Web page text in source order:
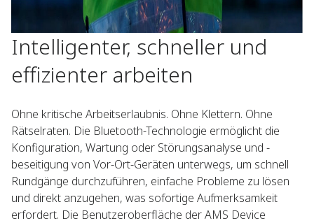
Intelligenter, schneller und
effizienter arbeiten
Ohne kritische Arbeitserlaubnis. Ohne Klettern. Ohne
Rätselraten. Die Bluetooth-Technologie ermöglicht die
Konfiguration, Wartung oder Störungsanalyse und -
beseitigung von Vor-Ort-Geräten unterwegs, um schnell
Rundgänge durchzuführen, einfache Probleme zu lösen
und direkt anzugehen, was sofortige Aufmerksamkeit
erfordert. Die Benutzeroberfläche der AMS Device